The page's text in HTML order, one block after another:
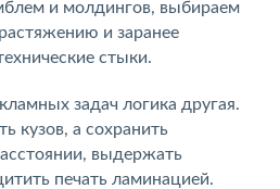
и молдингов, выбираем
и заранее
стыки.
задач логика другая.
кузов, а сохранить
выдержать
печать ламинацией.